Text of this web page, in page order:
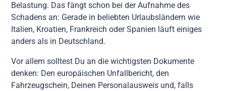
Belastung. Das fängt schon bei der Aufnahme des
Schadens an: Gerade in beliebten Urlaubsländern wie
Italien, Kroatien, Frankreich oder Spanien läuft einiges
anders als in Deutschland.
Vor allem solltest Du an die wichtigsten Dokumente
denken: Den europäischen Unfallbericht, den
Fahrzeugschein, Deinen Personalausweis und, falls